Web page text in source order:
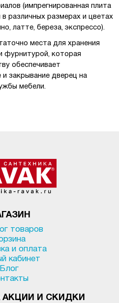
(импрегнированная плита
различных размерах и цветах
латте, береза, экспрессо).
места для хранения
фурнитурой, которая
обеспечивает
закрывание дверец на
мебели.
товаров
и оплата
кабинет
Блог
АКЦИИ И СКИДКИ